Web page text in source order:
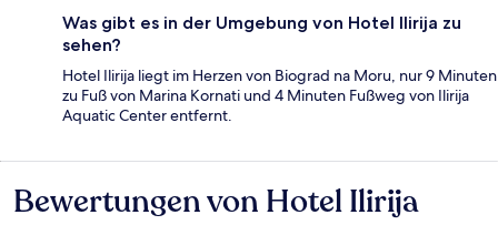
Was gibt es in der Umgebung von Hotel Ilirija zu
sehen?
Hotel Ilirija liegt im Herzen von Biograd na Moru, nur 9 Minuten
zu Fuß von Marina Kornati und 4 Minuten Fußweg von Ilirija
Aquatic Center entfernt.
Bewertungen
Bewertungen von Hotel Ilirija